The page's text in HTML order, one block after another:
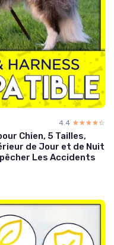
4.4 ☆☆☆☆☆
★★★★★
Chien, 5 Tailles,
de Jour et de Nuit
Les Accidents